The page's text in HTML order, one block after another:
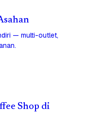
— multi-outlet,
Shop di